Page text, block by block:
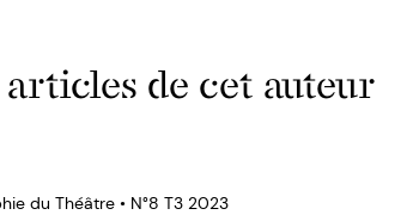
de cet auteur
du Théâtre • N°8 T3 2023